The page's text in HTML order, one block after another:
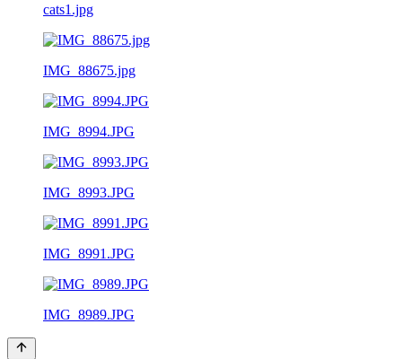
cats1.jpg
IMG_88675.jpg
IMG_8994.JPG
IMG_8993.JPG
IMG_8991.JPG
IMG_8989.JPG